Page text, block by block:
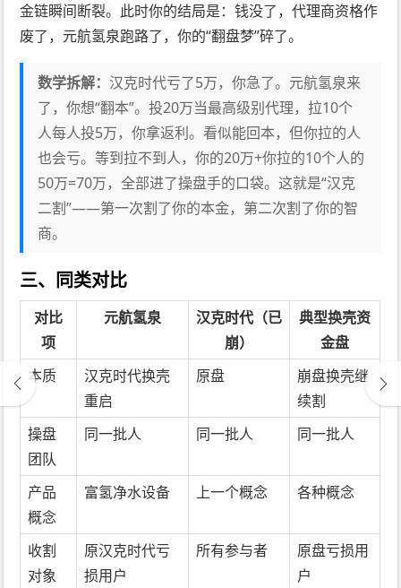
金链瞬间断裂。此时你的结局是：钱没了，代理商资格作
废了，元航氢泉跑路了，你的“翻盘梦”碎了。
数学拆解： 汉克时代亏了5万，你急了。元航氢泉来
了，你想“翻本”。投20万当最高级别代理，拉10个
人每人投5万，你拿返利。看似能回本，但你拉的人
也会亏。等到拉不到人，你的20万+你拉的10个人的
50万=70万，全部进了操盘手的口袋。这就是“汉克
二割”——第一次割了你的本金，第二次割了你的智
商。
三、同类对比
对比
项
元航氢泉
汉克时代（已
崩）
典型换壳资
金盘
本质
汉克时代换壳
重启
原盘
崩盘换壳继
续割
操盘
团队
同一批人 同一批人 同一批人
产品
概念
富氢净水设备 上一个概念 各种概念
收割
对象
原汉克时代亏
损用户
所有参与者
原盘亏损用
户